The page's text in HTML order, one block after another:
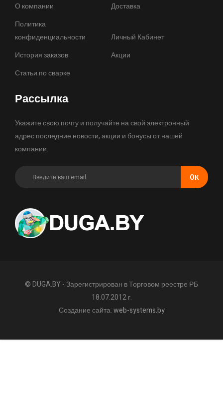
О компании
Доставка
Политика
конфиденциальности
Личный Кабинет
История заказов
Акции
Статьи по сварке
Рассылка
Укажите свою почту и получайте на свой электронный
адрес последние новости, акции и бонусы от нашей
компании.
OК
© DUGA.BY - Зарегистрирован в Торговом реестре РБ
18.07.2012 г.
Создание сайта:web-systems.by